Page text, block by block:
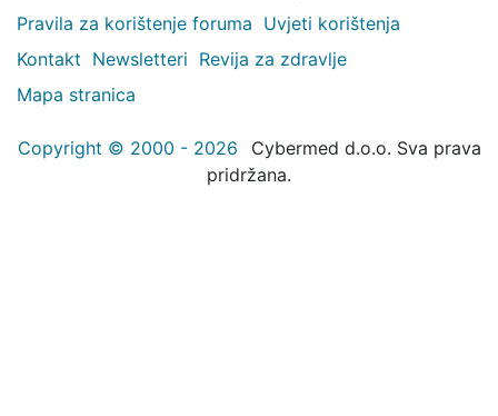
Pravila za korištenje foruma Uvjeti korištenja
Kontakt Newsletteri Revija za zdravlje
Mapa stranica
Copyright © 2000 - 2026
Cybermed d.o.o. Sva prava
pridržana.